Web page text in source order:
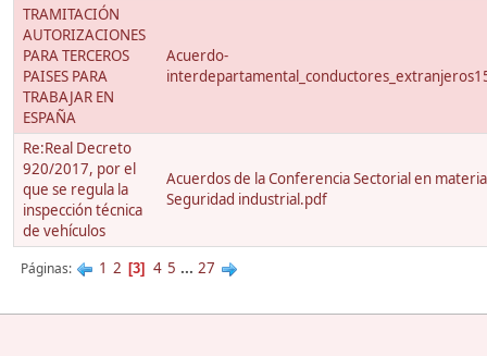
TRAMITACIÓN
AUTORIZACIONES
PARA TERCEROS
PAISES PARA
TRABAJAR EN
ESPAÑA
Acuerdo-
Re:Real Decreto
920/2017, por el
que se regula la
inspección técnica
de vehículos
Acuerdos de la Conferencia Sectorial en
Seguridad industrial.pdf
Páginas 1 2 3 4 5 ... 27